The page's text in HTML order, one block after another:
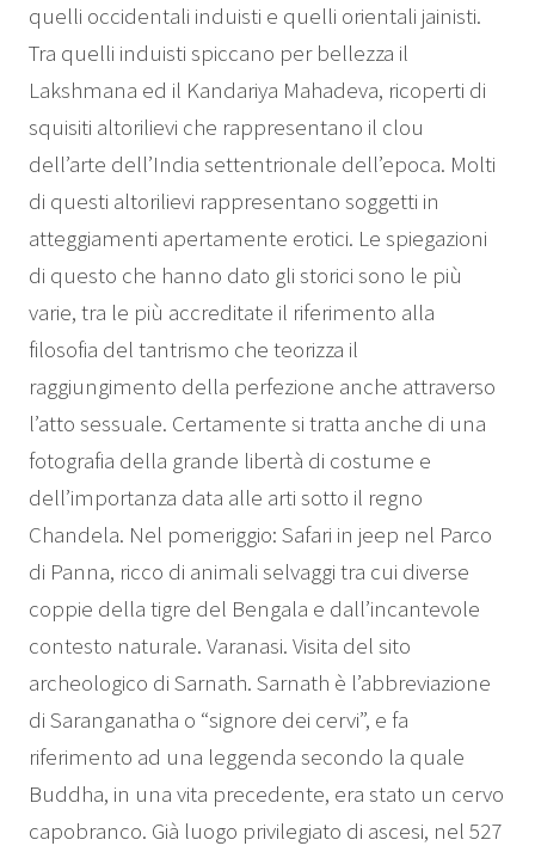
quelli occidentali induisti e quelli orientali jainisti.
Tra quelli induisti spiccano per bellezza il
Lakshmana ed il Kandariya Mahadeva, ricoperti di
squisiti altorilievi che rappresentano il clou
dell’arte dell’India settentrionale dell’epoca. Molti
di questi altorilievi rappresentano soggetti in
atteggiamenti apertamente erotici. Le spiegazioni
di questo che hanno dato gli storici sono le più
varie, tra le più accreditate il riferimento alla
filosofia del tantrismo che teorizza il
raggiungimento della perfezione anche attraverso
l’atto sessuale. Certamente si tratta anche di una
fotografia della grande libertà di costume e
dell’importanza data alle arti sotto il regno
Chandela. Nel pomeriggio: Safari in jeep nel Parco
di Panna, ricco di animali selvaggi tra cui diverse
coppie della tigre del Bengala e dall’incantevole
contesto naturale. Varanasi. Visita del sito
archeologico di Sarnath. Sarnath è l’abbreviazione
di Saranganatha o “signore dei cervi”, e fa
riferimento ad una leggenda secondo la quale
Buddha, in una vita precedente, era stato un cervo
capobranco. Già luogo privilegiato di ascesi, nel 527